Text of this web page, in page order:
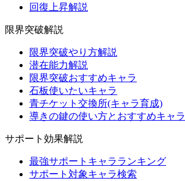
回復上昇解説
限界突破解説
限界突破やり方解説
潜在能力解説
限界突破おすすめキャラ
石板使いたいキャラ
青チケット交換所(キャラ育成)
導きの鍵の使い方とおすすめキャラ
サポート効果解説
最強サポートキャラランキング
サポート対象キャラ検索